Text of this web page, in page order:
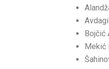
Bojčić
Mekić